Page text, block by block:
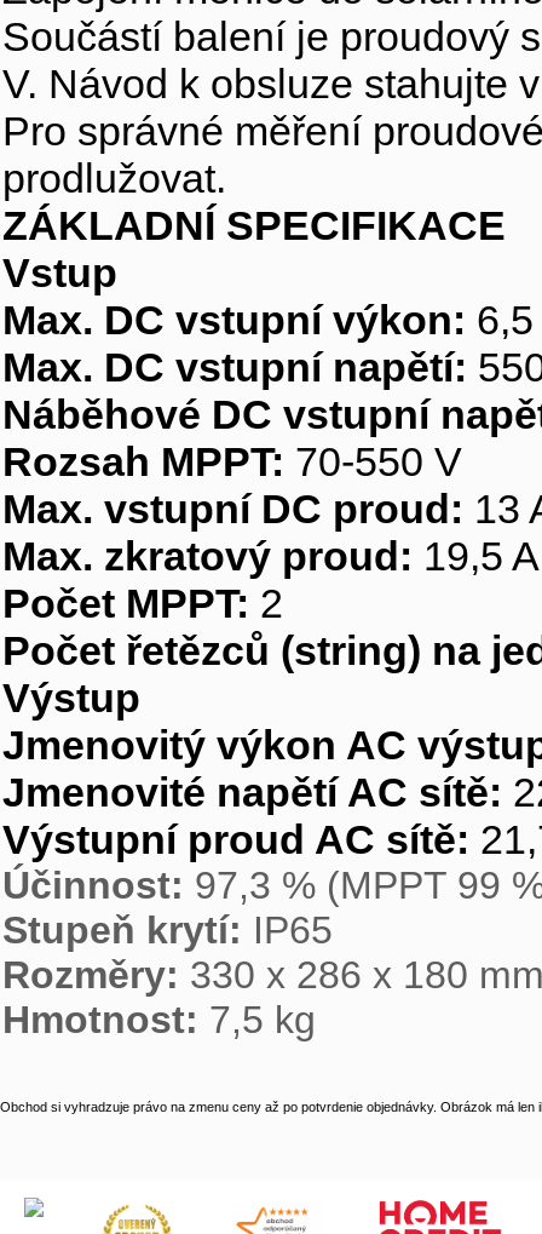
Součástí balení je proudový
V. Návod k obsluze stahujte
Pro správné měření
prodlužovat.
ZÁKLADNÍ SPECIFIKACE
Vstup
Max. DC vstupní výkon:
Max. DC vstupní napětí:
Náběhové DC vstupní
Rozsah MPPT: 70-550 V
Max. vstupní DC proud: 13
Max. zkratový proud: 19,5
Počet MPPT: 2
Počet řetězců (string) na
Výstup
Jmenovitý výkon AC
Jmenovité napětí AC sítě:
Výstupní proud AC sítě:
Účinnost: 97,3 % (MPPT 99
Stupeň krytí: IP65
Rozměry: 330 x 286 x 180
Hmotnost: 7,5 kg
Obchod si vyhradzuje právo na zmenu ceny až po potvrdenie objednávky. Obrázok má len